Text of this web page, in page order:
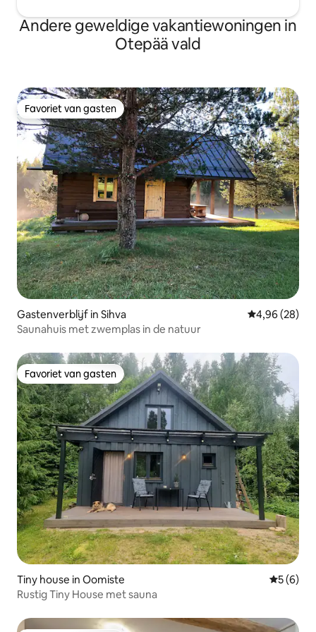
Andere geweldige vakantiewoningen in
Otepää vald
Favoriet van gasten
Favoriet van gasten
Gastenverblijf in Sihva Gemiddelde
4,96 (28)
Saunahuis met zwemplas in de natuur
Favoriet van gasten
Favoriet van gasten
Tiny house in Oomiste
5 (6)
Rustig Tiny House met sauna